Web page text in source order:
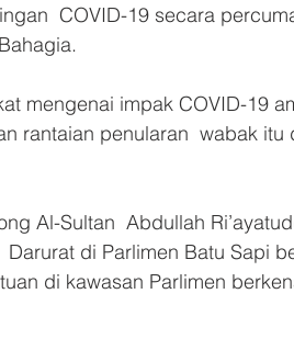
COVID-19 secara
mengenai impak COVID-19
rantaian penularan  wabak itu
Al-Sultan  Abdullah
di Parlimen Batu Sapi
di kawasan Parlimen